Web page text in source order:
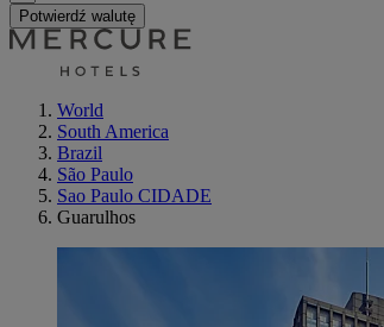
Potwierdź walutę
World
South America
Brazil
São Paulo
Sao Paulo CIDADE
Guarulhos